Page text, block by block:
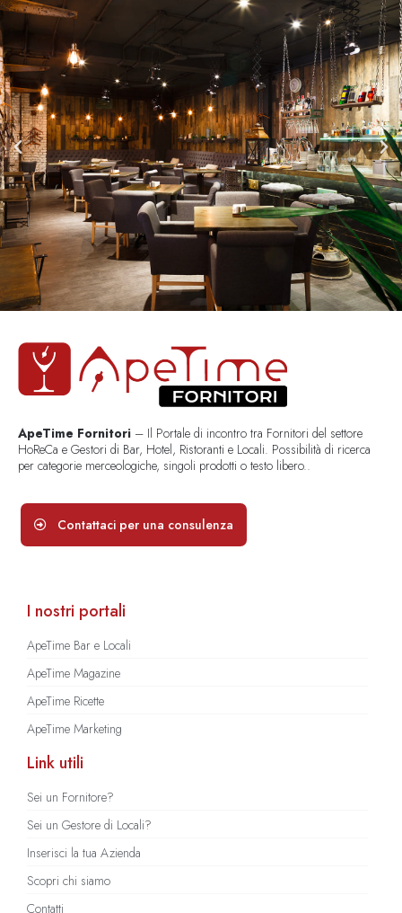
ApeTime Fornitori – Il Portale di incontro tra Fornitori del settore
HoReCa e Gestori di Bar, Hotel, Ristoranti e Locali. Possibilità di ricerca
per categorie merceologiche, singoli prodotti o testo libero..
Contattaci per una consulenza
I nostri portali
ApeTime Bar e Locali
ApeTime Magazine
ApeTime Ricette
ApeTime Marketing
Link utili
Sei un Fornitore?
Sei un Gestore di Locali?
Inserisci la tua Azienda
Scopri chi siamo
Contatti